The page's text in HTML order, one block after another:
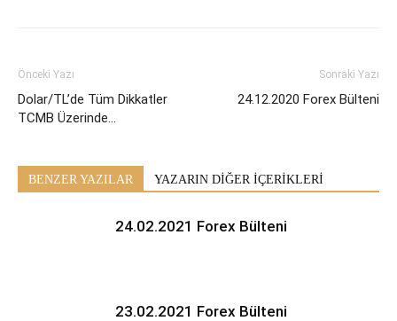
Önceki Yazı
Dolar/TL’de Tüm Dikkatler
TCMB Üzerinde…
Sonraki Yazı
24.12.2020 Forex Bülteni
BENZER YAZILAR YAZARIN DİĞER İÇERİKLERİ
24.02.2021 Forex Bülteni
23.02.2021 Forex Bülteni